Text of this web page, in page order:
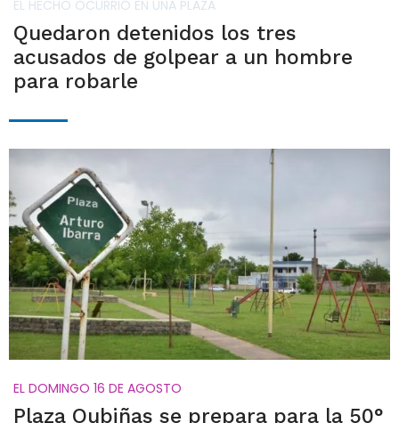
EL HECHO OCURRIÓ EN UNA PLAZA
Quedaron detenidos los tres
acusados de golpear a un hombre
para robarle
EL DOMINGO 16 DE AGOSTO
Plaza Oubiñas se prepara para la 50°